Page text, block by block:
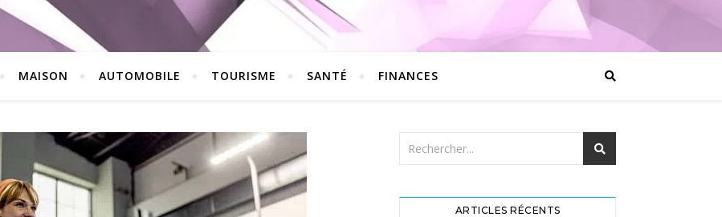
MAISON AUTOMOBILE TOURISME SANTÉ FINANCES
ARTICLES RÉCENTS